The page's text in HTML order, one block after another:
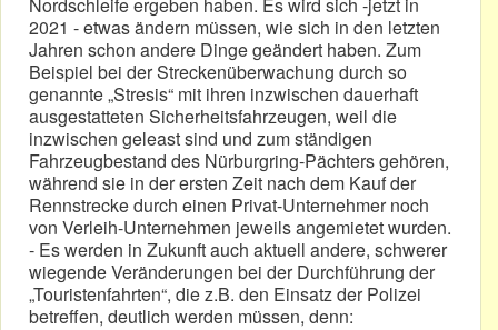
2021 - etwas ändern müssen, wie sich in den letzten
Jahren schon andere Dinge geändert haben. Zum
Beispiel bei der Streckenüberwachung durch so
genannte „Stresis“ mit ihren inzwischen dauerhaft
ausgestatteten Sicherheitsfahrzeugen, weil die
inzwischen geleast sind und zum ständigen
Fahrzeugbestand des Nürburgring-Pächters gehören,
während sie in der ersten Zeit nach dem Kauf der
Rennstrecke durch einen Privat-Unternehmer noch
von Verleih-Unternehmen jeweils angemietet wurden.
- Es werden in Zukunft auch aktuell andere, schwerer
wiegende Veränderungen bei der Durchführung der
„Touristenfahrten“, die z.B. den Einsatz der Polizei
betreffen, deutlich werden müssen, denn: